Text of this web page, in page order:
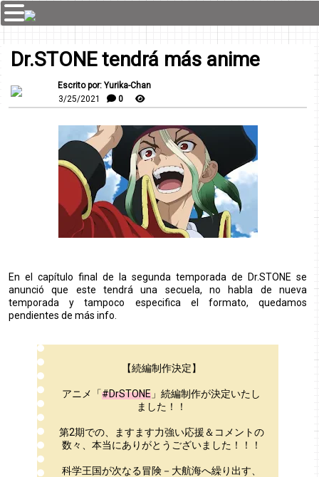
Dr.STONE tendrá más anime
Escrito por: Yurika-Chan
3/25/2021
0
En el capítulo final de la segunda temporada de Dr.STONE se
anunció que este tendrá una secuela, no habla de nueva
temporada y tampoco especifica el formato, quedamos
pendientes de más info.
【続編制作決定】
アニメ「#DrSTONE 」続編制作が決定いたし
ました！！
第2期での、ますます力強い応援＆コメントの
数々、本当にありがとうございました！！！
科学王国が次なる冒険－大航海へ繰り出す、